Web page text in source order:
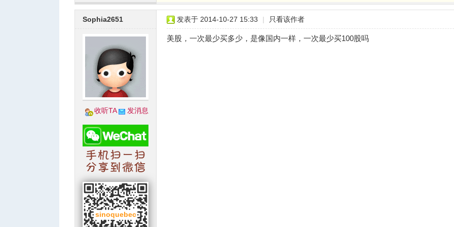
Sophia2651
收听TA 发消息
发表于 2014-10-27 15:33 | 只看该作者
美股，一次最少买多少，是像国内一样，一次最少买100股吗